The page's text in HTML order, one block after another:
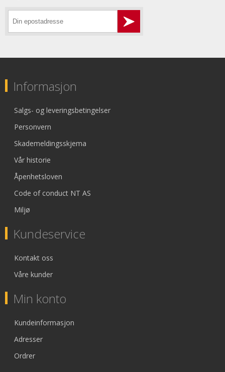
Informasjon
Salgs- og leveringsbetingelser
Personvern
Skademeldingsskjema
Vår historie
Åpenhetsloven
Code of conduct NT AS
Miljø
Kundeservice
Kontakt oss
Våre kunder
Min konto
Kundeinformasjon
Adresser
Ordrer